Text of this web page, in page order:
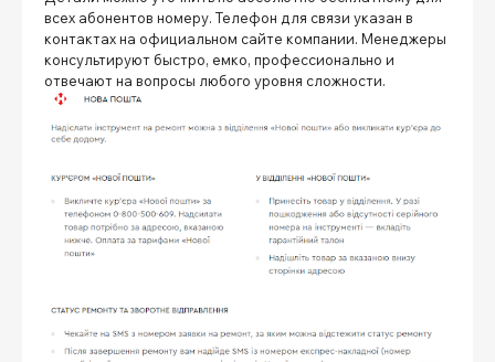
всех абонентов номеру. Телефон для связи указан в
контактах на официальном сайте компании. Менеджеры
консультируют быстро, емко, профессионально и
отвечают на вопросы любого уровня сложности.